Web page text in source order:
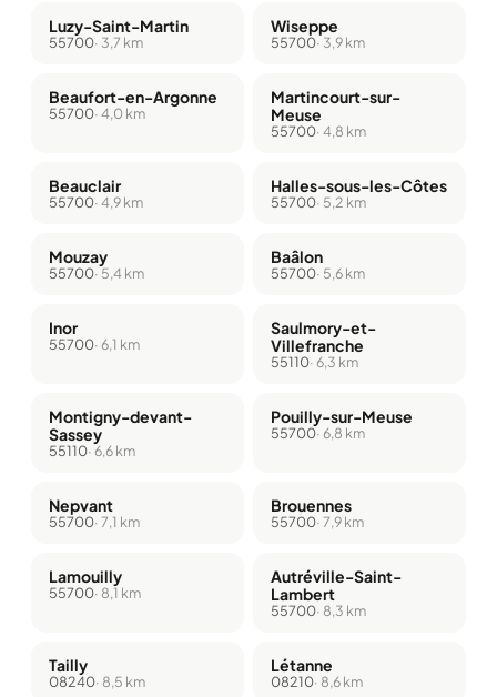
Luzy-Saint-Martin
55700· 3,7 km
Wiseppe
55700· 3,9 km
Beaufort-en-Argonne
55700· 4,0 km
Martincourt-sur-
Meuse
55700· 4,8 km
Beauclair
55700· 4,9 km
Halles-sous-les-Côtes
55700· 5,2 km
Mouzay
55700· 5,4 km
Baâlon
55700· 5,6 km
Inor
55700· 6,1 km
Saulmory-et-
Villefranche
55110· 6,3 km
Montigny-devant-
Sassey
55110· 6,6 km
Pouilly-sur-Meuse
55700· 6,8 km
Nepvant
55700· 7,1 km
Brouennes
55700· 7,9 km
Lamouilly
55700· 8,1 km
Autréville-Saint-
Lambert
55700· 8,3 km
Tailly
08240· 8,5 km
Létanne
08210· 8,6 km